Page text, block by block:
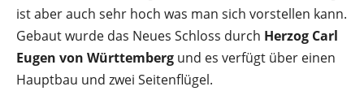
ist aber auch sehr hoch was man sich vorstellen kann.
Gebaut wurde das Neues Schloss durch Herzog Carl
Eugen von Württemberg und es verfügt über einen
Hauptbau und zwei Seitenflügel.